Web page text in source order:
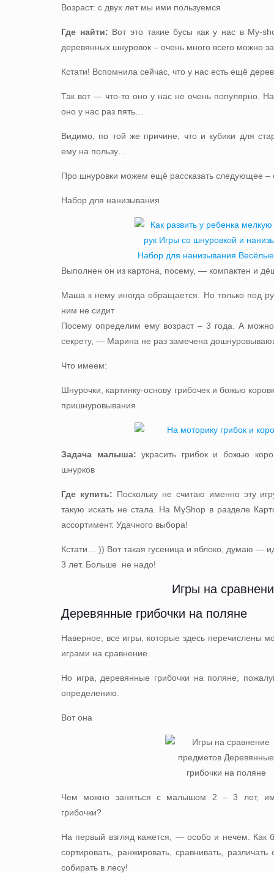
Возраст: с двух лет мы ими пользуемся
Где найти: Вот это такиебусы как у нас в My-
деревянных шнуровок – очень много всего можно
Кстати! Вспомнила сейчас, что у нас есть ещё
Так вот — что-то оно у нас не очень популярно.
оно у нас раз пять…
Видимо, по той же причине, что и кубики для
ему на пользу…
Про шнуровки можем ещё рассказать следующее –
Набор для нанизывания
Выполнен он из картона, посему, — компактен и
Маша к нему иногда обращается. Но только под
ним не сидит
Посему определим ему возраст – 3 года. А
секрету, — Марина не раз замечена
Что имеем:
Шнурочки, картинку-основу грибочек и божью
пришнуровывания
Задача малыша:украсить грибок и божью
шнурков
Где купить: Поскольку не считаю именно эту
такую искать не стала. На MyShop в разделе
ассортимент. Удачного выбора!
Кстати… )) Вот такая гусеница и яблоко , думаю —
3 лет. Больше не надо!
Игры на
Деревянные грибочки на поляне
Наверное, все игры, которые здесь перечислены
играми на сравнение.
Но игра, деревянные грибочки на поляне,
определению.
Вот она
Чем можно заняться с малышом 2 – 3 лет,
грибочки?
На первый взгляд кажется, — особо и нечем. Как
сортировать, ранжировать, сравнивать,
собирать в лесу!